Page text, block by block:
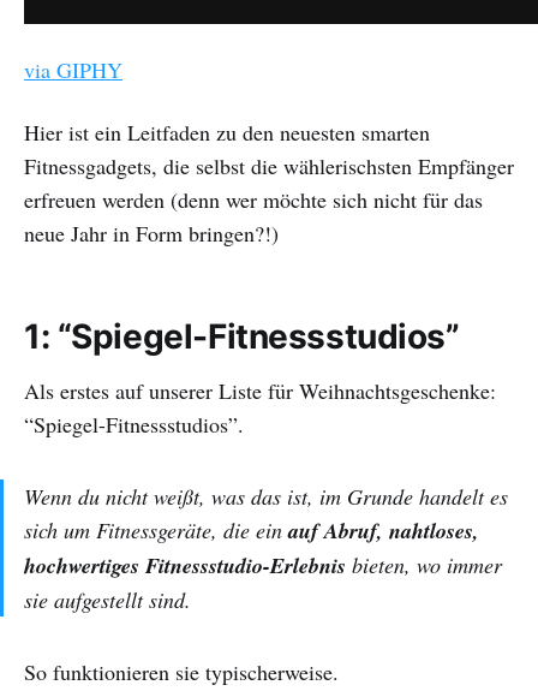
via GIPHY
Hier ist ein Leitfaden zu den neuesten smarten
Fitnessgadgets, die selbst die wählerischsten Empfänger
erfreuen werden (denn wer möchte sich nicht für das
neue Jahr in Form bringen?!)
1: “Spiegel-Fitnessstudios”
Als erstes auf unserer Liste für Weihnachtsgeschenke:
“Spiegel-Fitnessstudios”.
Wenn du nicht weißt, was das ist, im Grunde handelt es
sich um Fitnessgeräte, die einauf Abruf, nahtloses,
hochwertiges Fitnessstudio-Erlebnis bieten, wo immer
sie aufgestellt sind.
So funktionieren sie typischerweise.